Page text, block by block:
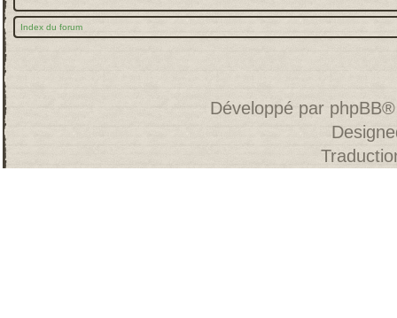
Index du forum
Développé par phpBB®